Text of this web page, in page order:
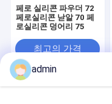
페로 실리콘 파우더 72
페로실리콘 낟알 70 페
로실리콘 덩어리 75
최고의 가격
admin